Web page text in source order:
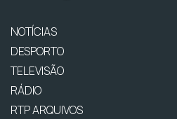
NOTÍCIAS
DESPORTO
TELEVISÃO
RÁDIO
RTP ARQUIVOS